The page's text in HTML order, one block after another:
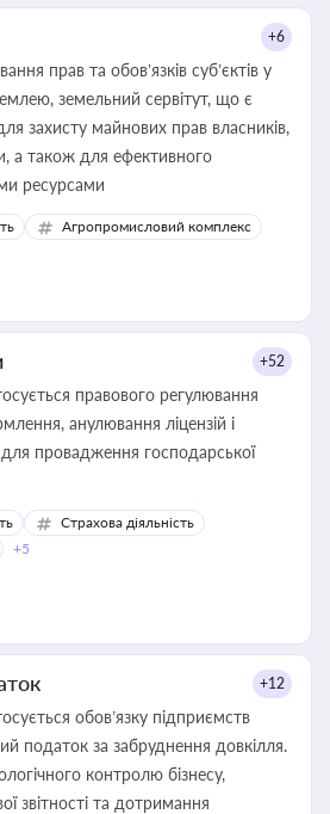
+6
прав та обов’язків суб’єктів у
земельний сервітут, що є
захисту майнових прав власників,
а також для ефективного
ресурсами
Агропромисловий комплекс
+52
правового регулювання
анулювання ліцензій і
для провадження господарської
Страхова діяльність
+5
+12
обов’язку підприємств
податок за забруднення довкілля.
контролю бізнесу,
звітності та дотримання